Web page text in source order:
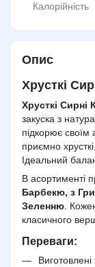
Калорійність
Опис
Хрусткі
Хрусткі Сирні
закуска з
підкорює
приємно
Ідеальний
В асортименті
Барбекю, з
Зеленню.
класичного
Переваги: